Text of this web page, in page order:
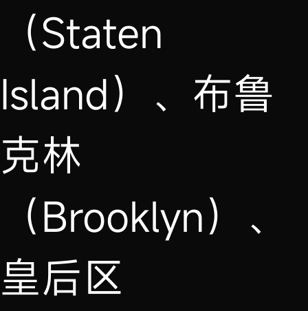
（Staten
Island）、布鲁
克林
（Brooklyn）、
皇后区